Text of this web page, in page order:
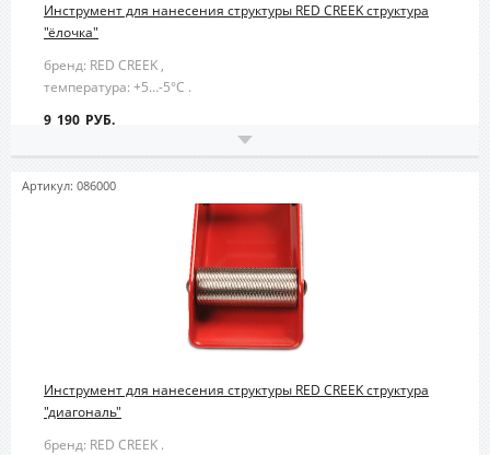
Инструмент для нанесения структуры RED CREEK структура
"ёлочка"
бренд: RED CREEK ,
температура: +5…-5°С .
9 190 РУБ.
Артикул: 086000
Инструмент для нанесения структуры RED CREEK структура
"диагональ"
бренд: RED CREEK .